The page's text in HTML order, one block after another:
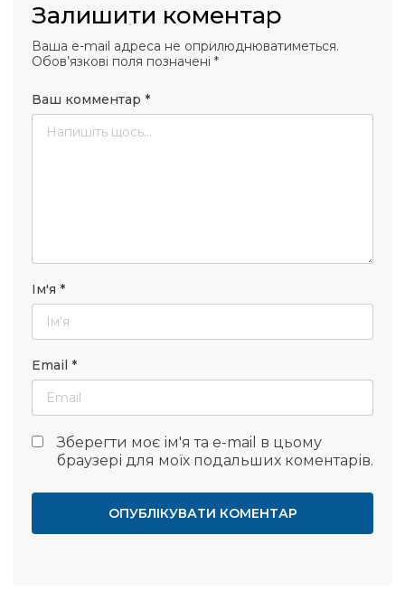
Залишити коментар
Ваша e-mail адреса не оприлюднюватиметься.
Обов’язкові поля позначені *
Ваш комментар *
Ім'я *
Email *
Зберегти моє ім'я та e-mail в цьому
браузері для моїх подальших коментарів.